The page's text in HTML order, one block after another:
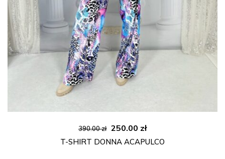
390.00zł Pierwotna
cena
250.00 złAktualna
cena
T-SHIRT DONNA ACAPULCO